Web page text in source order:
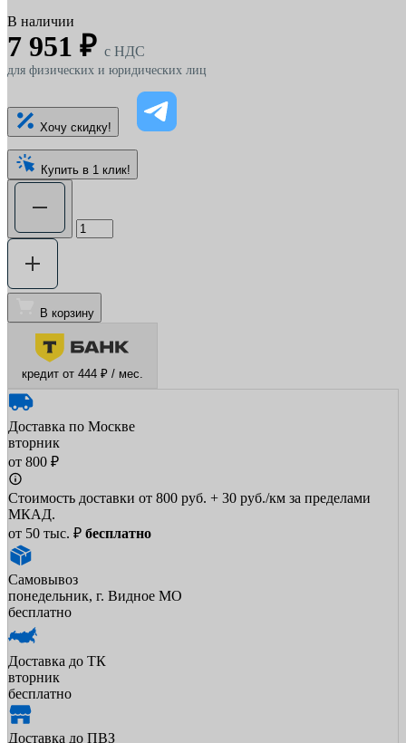
В наличии
7 951 ₽ c НДС
для физических и юридических лиц
Хочу скидку!
Купить в 1 клик!
В корзину
кредит от 444 ₽ / мес.
Доставка по Москве
вторник
от 800 ₽
Стоимость доставки от 800 руб. + 30 руб./км за пределами
МКАД.
от 50 тыс. ₽ бесплатно
Самовывоз
понедельник, г. Видное МО
бесплатно
Доставка до ТК
вторник
бесплатно
Доставка до ПВЗ